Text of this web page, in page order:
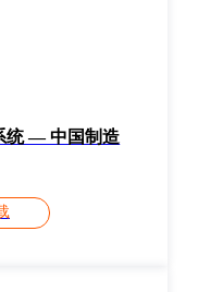
统 — 中国制造